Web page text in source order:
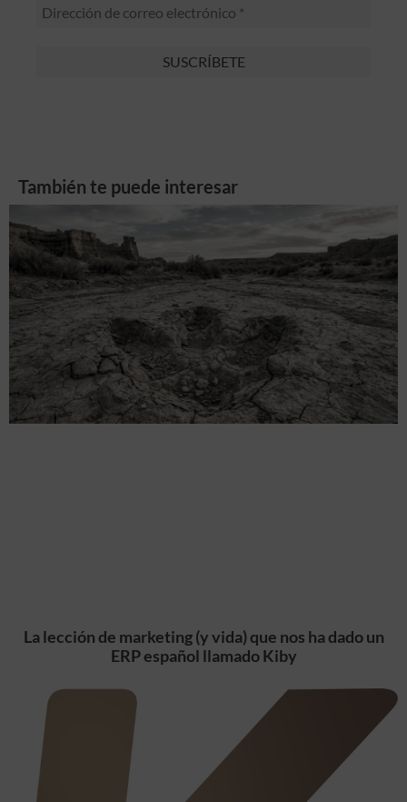
También te puede interesar
La lección de marketing (y vida) que nos ha dado un
ERP español llamado Kiby